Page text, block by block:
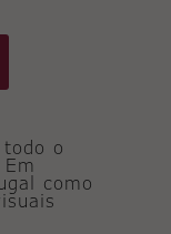
o
como